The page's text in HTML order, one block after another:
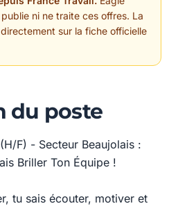
ni ne traite ces offres. La
sur la fiche officielle
du poste
F) - Secteur Beaujolais :
Briller Ton Équipe !
tu sais écouter, motiver et